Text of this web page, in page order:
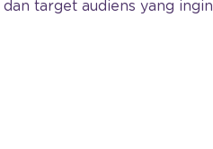
target audiens yang ingin